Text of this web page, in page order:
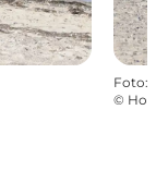
Foto:
©